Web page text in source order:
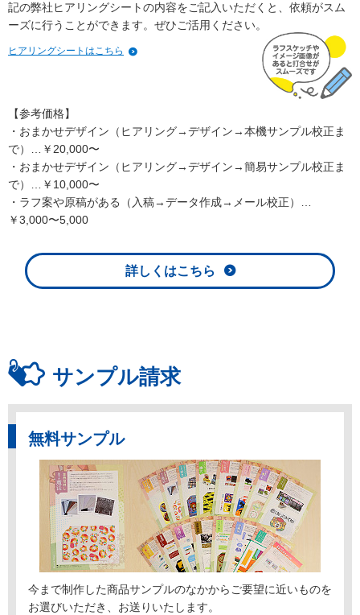
記の弊社ヒアリングシートの内容をご記入いただくと、依頼がスム
ーズに行うことができます。ぜひご活用ください。
ヒアリングシートはこちら
【参考価格】
・おまかせデザイン（ヒアリング→デザイン→本機サンプル校正ま
で）…￥20,000〜
・おまかせデザイン（ヒアリング→デザイン→簡易サンプル校正ま
で）…￥10,000〜
・ラフ案や原稿がある（入稿→データ作成→メール校正）…
￥3,000〜5,000
詳しくはこちら
サンプル請求
無料サンプル
今まで制作した商品サンプルのなかからご要望に近いものを
お選びいただき、お送りいたします。